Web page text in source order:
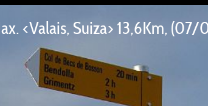
<Valais, Suiza> 13,6Km,